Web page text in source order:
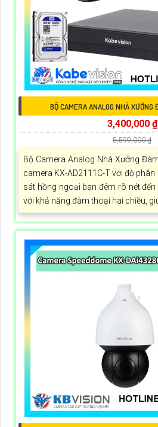
BỘ CAMERA ANALOG NHÀ XƯỞNG
3,400,000 ₫
5,599,000 ₫
Bộ Camera Analog Nhà Xưởng
camera KX-AD2111C-T với độ phân
sát hồng ngoại ban đêm rõ nét
với khả năng đàm thoại hai chiều,